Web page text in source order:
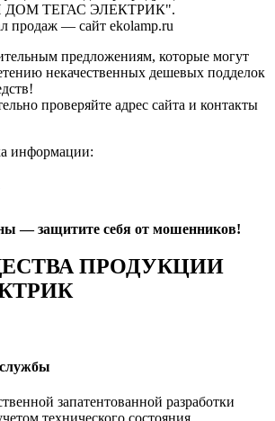
ТЕГАС ЭЛЕКТРИК".
продаж — сайт ekolamp.ru
предложениям, которые могут
некачественных дешевых подделок
проверяйте адрес сайта и контакты
информации:
— защитите себя от мошенников!
ПРОДУКЦИИ
запатентованной разработки
технического состояния